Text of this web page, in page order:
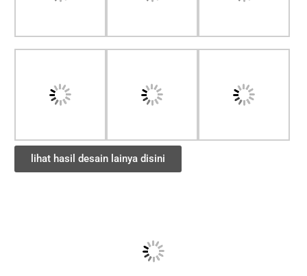
lihat hasil desain lainya disini